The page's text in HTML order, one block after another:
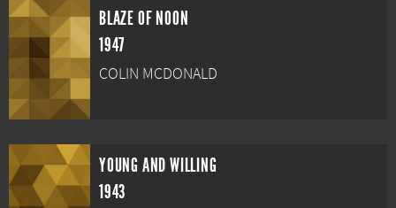
BLAZE OF NOON
1947
COLIN MCDONALD
YOUNG AND WILLING
1943